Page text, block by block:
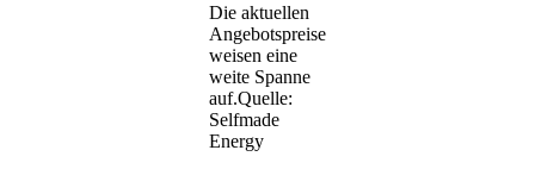
Die aktuellen
Angebotspreise
weisen eine
weite Spanne
auf.Quelle:
Selfmade
Energy